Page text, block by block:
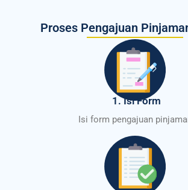
Proses Pengajuan
1. Isi Form
Isi form pengajuan